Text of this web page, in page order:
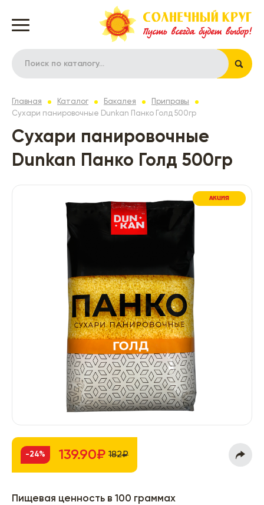
Главная Каталог Бакалея
Приправы
Сухари панировочные Dunkan Панко Голд 500гр
Сухари панировочные
Dunkan Панко Голд 500гр
АКЦИЯ
-24% 139.90₽ 182₽
Пищевая ценность в 100 граммах